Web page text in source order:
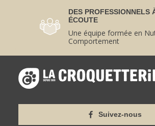
DES PROFESSIONNELS
ÉCOUTE
Une équipe formée en
Comportement
Suivez-nous